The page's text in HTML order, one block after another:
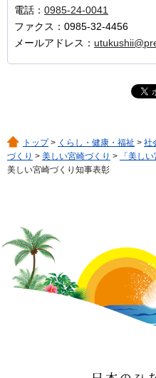
電話： 0985-24-0041
ファクス：0985-32-4456
メールアドレス：
トップ> くらし・健康・福祉 > 社
づくり > 美しい宮崎づくり > 「美し
美しい宮崎づくり知事表彰